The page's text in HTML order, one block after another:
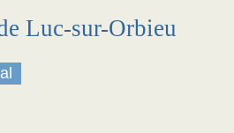
Luc-sur-Orbieu